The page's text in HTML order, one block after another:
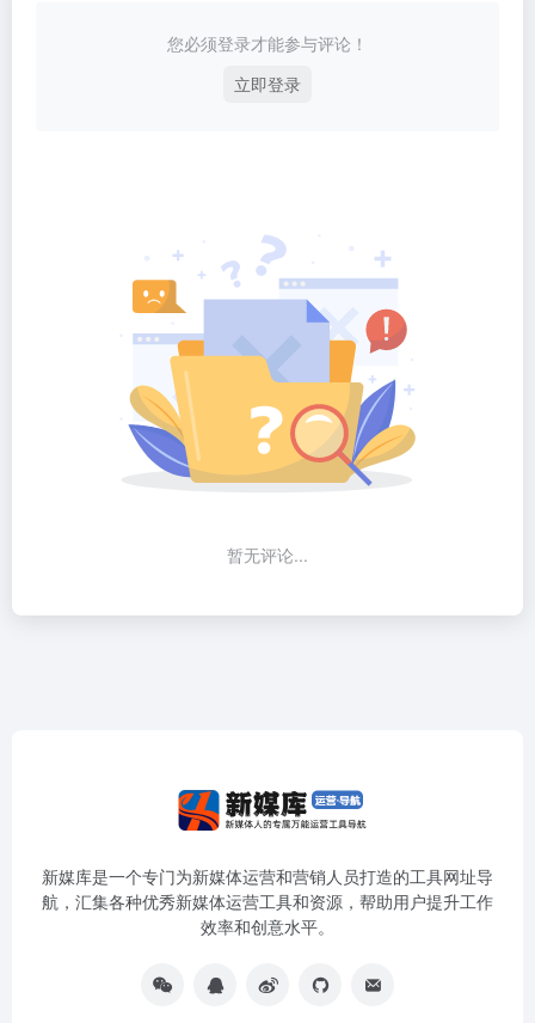
您必须登录才能参与评论！
立即登录
暂无评论...
新媒库是一个专门为新媒体运营和营销人员打造的工具网址导
航，汇集各种优秀新媒体运营工具和资源，帮助用户提升工作
效率和创意水平。